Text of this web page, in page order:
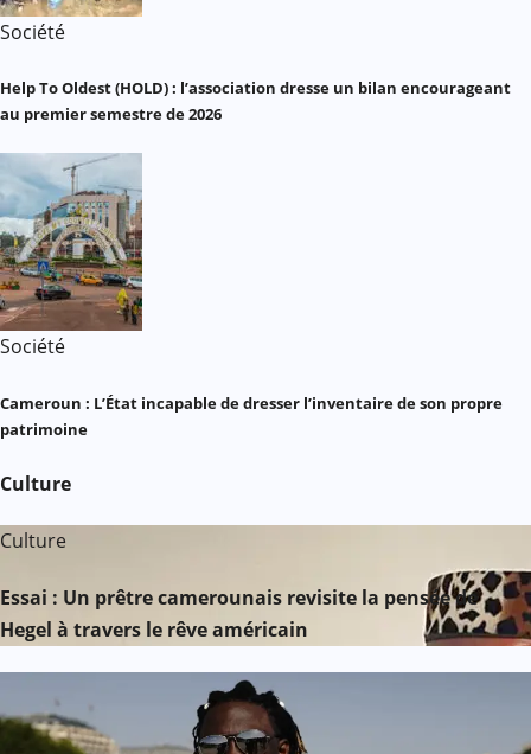
Société
Help To Oldest (HOLD) : l’association dresse un bilan encourageant
au premier semestre de 2026
Société
Cameroun : L’État incapable de dresser l’inventaire de son propre
patrimoine
Culture
Culture
Essai : Un prêtre camerounais revisite la pensée de
Hegel à travers le rêve américain